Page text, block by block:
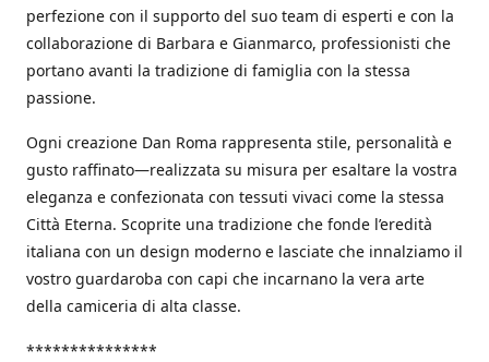
perfezione con il supporto del suo team di esperti e con la
collaborazione di Barbara e Gianmarco, professionisti che
portano avanti la tradizione di famiglia con la stessa
passione.
Ogni creazione Dan Roma rappresenta stile, personalità e
gusto raffinato—realizzata su misura per esaltare la vostra
eleganza e confezionata con tessuti vivaci come la stessa
Città Eterna. Scoprite una tradizione che fonde l’eredità
italiana con un design moderno e lasciate che innalziamo il
vostro guardaroba con capi che incarnano la vera arte
della camiceria di alta classe.
***************